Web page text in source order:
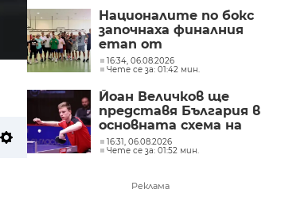
Settings
Националите по бокс
започнаха финалния
етап от
подготовката за
европейското
първенство в София
16:34, 06.08.2026
Чете се за: 01:42 мин.
Йоан Величков ще
представя България в
основната схема на
WTT Contender
Panagyurishte 2026
16:31, 06.08.2026
Чете се за: 01:52 мин.
Реклама